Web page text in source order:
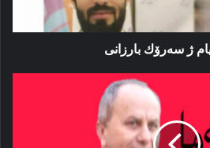
ژ سەرۆك بارزانی